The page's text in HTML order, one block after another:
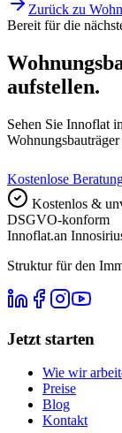
Zurück zu
Bereit für die
aufstellen.
Sehen Sie Innoflat
Kostenlose
Kostenlos &
DSGVO-konform
Innoflat.an
Struktur für den
Jetzt starten
Wie wir
Preise
Blog
Kontakt